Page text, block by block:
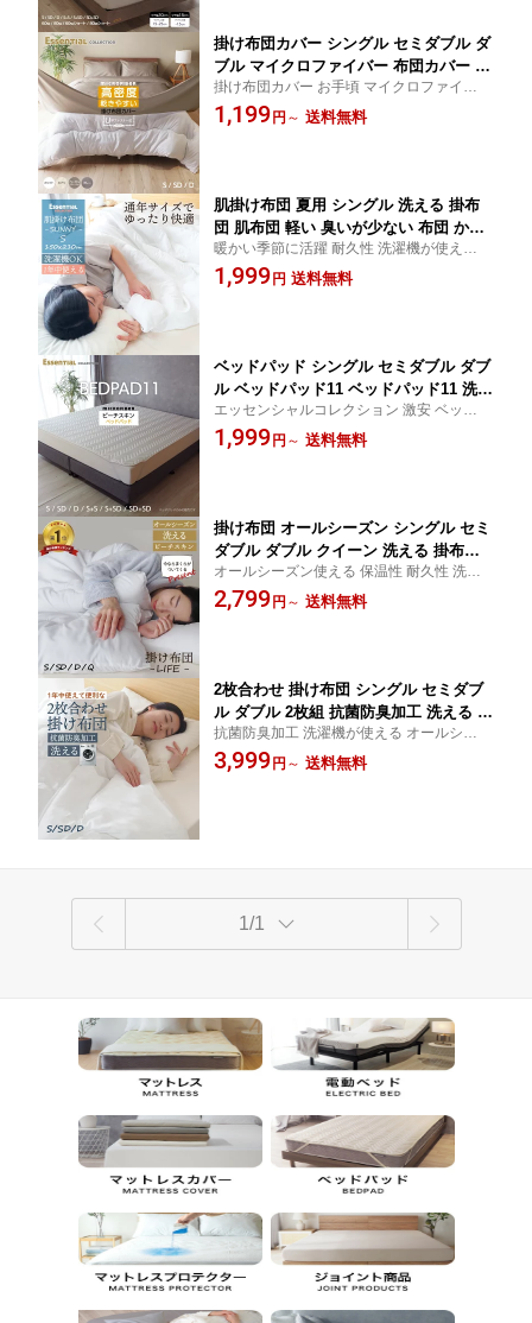
掛け布団カバー シングル セミダブル ダ
ブル マイクロファイバー 布団カバー U
字ファスナー U00 キナリ グレー ベージ
ュ(グレージュ) ホワイト
掛け布団カバー お手頃 マイクロファイバー
高密度 U字ファスナー 洗える シンプル 簡
単カバー交換 エッセンシャルコレクション
1,199円 ～ 送料無料
肌掛け布団 夏用 シングル 洗える 掛布
団 肌布団 軽い 臭いが少ない 布団 かけ
布団 夏ふとん 掛け布団 薄掛け 来客用
布団 薄掛け布団 キルトケット ウォッシ
暖かい季節に活躍 耐久性 洗濯機が使える
夏物
1,999円 送料無料
ベッドパッド シングル セミダブル ダブ
ル ベッドパッド11 ベッドパッド11 洗え
る オールシーズン ゴムどめ ぴったりサ
イズ
エッセンシャルコレクション 激安 ベッドパ
ッド
1,999円 ～ 送料無料
掛け布団 オールシーズン シングル セミ
ダブル ダブル クイーン 洗える 掛布団
軽い 臭いが少ない 暖かい 布団 かけ布
団 掛けふとん ライフ LIFE life
オールシーズン使える 保温性 耐久性 洗濯
機が使える
2,799円 ～ 送料無料
2枚合わせ 掛け布団 シングル セミダブ
ル ダブル 2枚組 抗菌防臭加工 洗える 臭
いが少ない掛布団 布団 かけ布団 掛け布
団 ウォッシャブル 丸洗いOK オールシ
抗菌防臭加工 洗濯機が使える オールシーズ
ン
3,999円 ～ 送料無料
1/1